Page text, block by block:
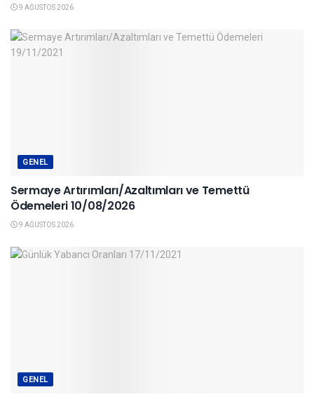
9 AĞUSTOS 2026
GENEL
Sermaye Artırımları/Azaltımları ve Temettü
Ödemeleri 10/08/2026
9 AĞUSTOS 2026
GENEL